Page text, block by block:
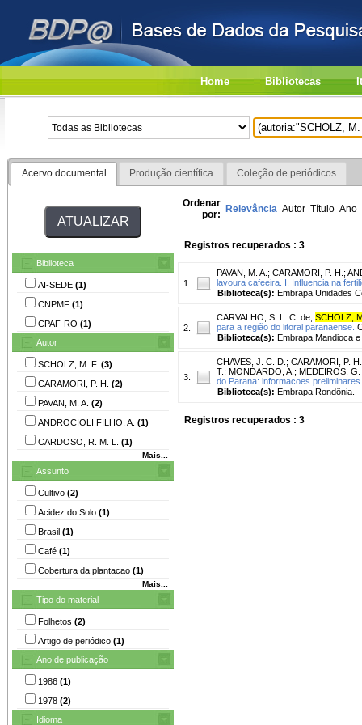
Home Bibliotecas
Acervo documental Produção científica Coleção de periódicos
Biblioteca
AI-SEDE (1)
CNPMF (1)
CPAF-RO (1)
Autor
SCHOLZ, M. F. (3)
CARAMORI, P. H. (2)
PAVAN, M. A. (2)
ANDROCIOLI FILHO, A. (1)
CARDOSO, R. M. L. (1)
Mais...
Assunto
Cultivo (2)
Acidez do Solo (1)
Brasil (1)
Café (1)
Cobertura da plantacao (1)
Mais...
Tipo do material
Folhetos (2)
Artigo de periódico (1)
Ano de publicação
1986 (1)
1978 (2)
Idioma
Ordenar
por: Relevância Autor Título Ano
Registros recuperados : 3
1.
PAVAN, M. A. ; CARAMORI, P. H. ;
lavoura cafeeira. I. Influencia na
Biblioteca(s): Embrapa Unidades
2.
CARVALHO, S. L. C. de; SCHOLZ,
para a região do litoral paranaense.
Biblioteca(s): Embrapa Mandioca
3.
CHAVES, J. C. D. ; CARAMORI, P. H.
T. ; MONDARDO, A. ; MEDEIROS, G.
do Parana: informacoes preliminares.
Biblioteca(s): Embrapa Rondônia.
Registros recuperados : 3